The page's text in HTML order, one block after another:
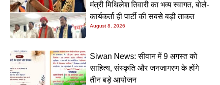
मंत्री मिथिलेश तिवारी का भव्य स्वागत, बोले-
कार्यकर्ता ही पार्टी की सबसे बड़ी ताकत
August 8, 2026
Siwan News: सीवान में 9 अगस्त को
साहित्य, संस्कृति और जनजागरण के होंगे
तीन बड़े आयोजन